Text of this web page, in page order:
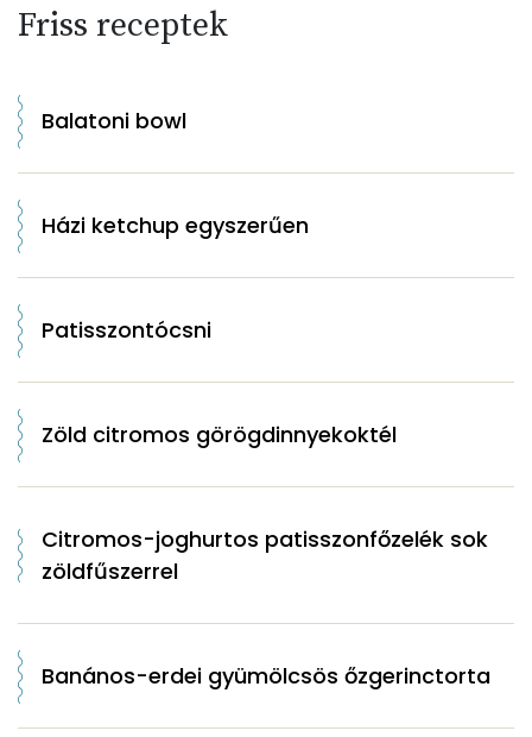
Friss receptek
Balatoni bowl
Házi ketchup egyszerűen
Patisszontócsni
Zöld citromos görögdinnyekoktél
Citromos-joghurtos patisszonfőzelék sok
zöldfűszerrel
Banános-erdei gyümölcsös őzgerinctorta